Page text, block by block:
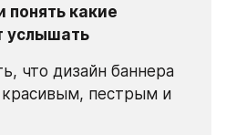
понять какие
услышать
что дизайн баннера
пестрым и